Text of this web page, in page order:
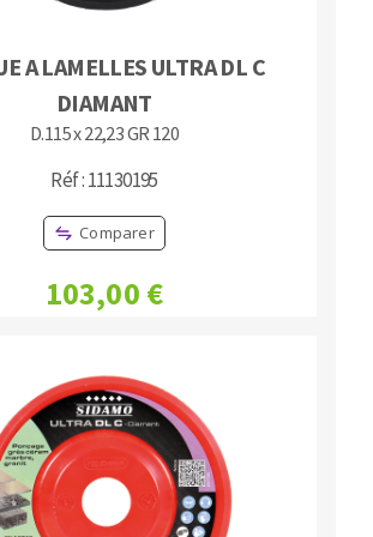
A LAMELLES ULTRA DL C
DIAMANT
D.115 x 22,23 GR 120
Réf : 11130195
Comparer
103,00 €